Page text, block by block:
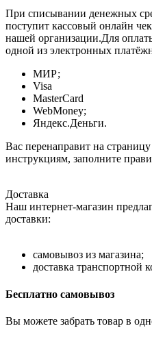
При списывании денежных
поступит кассовый онлайн
нашей организации.Для
одной из электронных
МИР;
Visa
MasterCard
WebMoney;
Яндекс.Деньги.
Вас перенаправит на
инструкциям, заполните
Доставка
Наш интернет-магазин
доставки:
самовывоз из магазина;
доставка транспортной
Бесплатно самовывоз
Вы можете забрать товар в